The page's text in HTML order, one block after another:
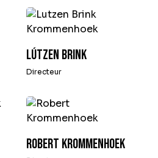
Lútzen Brink
Directeur
Robert Krommenhoek